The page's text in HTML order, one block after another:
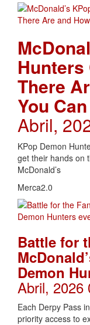
Hunters
There
You
Abril,
KPop Demon
get their hands on
McDonald’s
Merca2.0
Battle for
Demon
Abril, 2026
Each Derpy Pass
priority access to